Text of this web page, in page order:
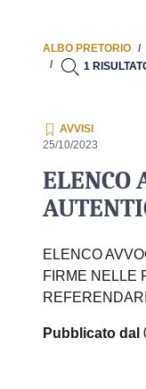
ALBO PRETORIO
1
AVVISI
25/10/2023
ELENCO
ELENCO
FIRME NELLE
Pubblicato dal